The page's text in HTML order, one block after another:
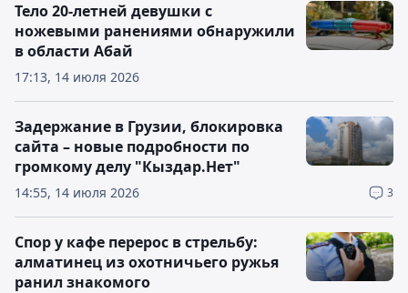
17:13, 14 июля 2026
Тело 20-летней девушки с
ножевыми ранениями обнаружили
в области Абай
14:55, 14 июля 2026 3
Задержание в Грузии, блокировка
сайта – новые подробности по
громкому делу "Кыздар.Нет"
Спор у кафе перерос в стрельбу:
алматинец из охотничьего ружья
ранил знакомого